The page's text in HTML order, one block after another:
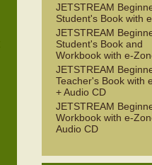
JETSTREAM
Student's Book with
JETSTREAM
Student's Book and
Workbook with e-
JETSTREAM
Teacher's Book with
+ Audio CD
JETSTREAM
Workbook with e-
Audio CD